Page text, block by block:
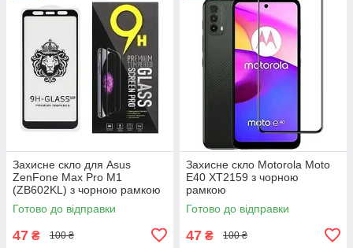
Захисне скло для Asus
ZenFone Max Pro M1
(ZB602KL) з чорною рамкою
Готово до відправки
47 ₴ 100 ₴
Захисне скло Motorola Moto
E40 XT2159 з чорною
рамкою
Готово до відправки
47 ₴ 100 ₴